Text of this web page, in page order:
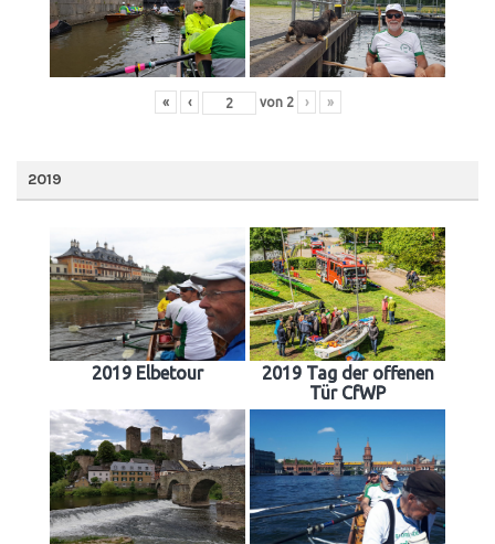
« ‹ von 2 › »
2019
2019 Elbetour
2019 Tag der offenen
Tür CfWP